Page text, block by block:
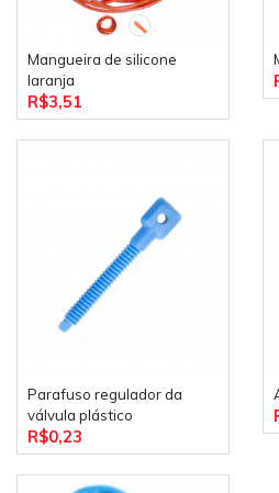
Mangueira de silicone
laranja
R$3,51
Parafuso regulador da
válvula plástico
R$0,23